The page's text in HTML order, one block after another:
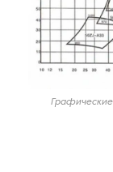
Графические